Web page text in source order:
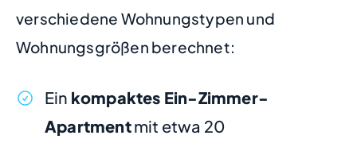
verschiedene Wohnungstypen und
Wohnungsgrößen berechnet:
Ein kompaktes Ein-Zimmer-
Apartmentmit etwa 20